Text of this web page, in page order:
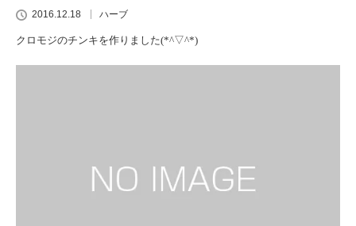
2016.12.18 ハーブ
クロモジのチンキを作りました(*^▽^*)